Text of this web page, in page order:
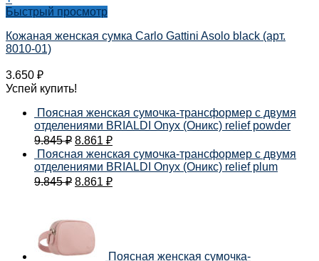
Быстрый просмотр
Кожаная женская сумка Carlo Gattini Asolo black (арт.
8010-01)
3.650 ₽
Успей купить!
Поясная женская сумочка-трансформер с двумя
отделениями BRIALDI Onyx (Оникс) relief powder
9.845₽ 8.861 ₽
Поясная женская сумочка-трансформер с двумя
отделениями BRIALDI Onyx (Оникс) relief plum
9.845₽ 8.861 ₽
Поясная женская сумочка-